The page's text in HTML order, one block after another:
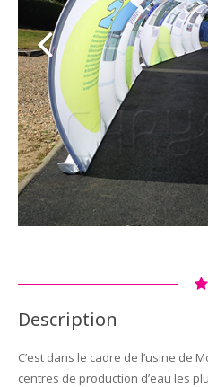
Description
C’est dans le cadre de l’usine de
centres de production d’eau les